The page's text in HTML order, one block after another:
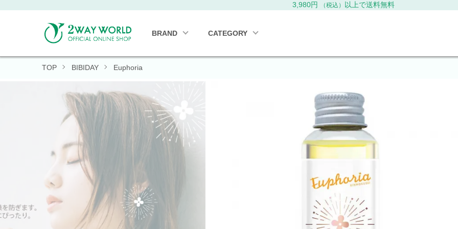
3,980円 （税込） 以上で送料無料
BRAND CATEGORY
TOP BIBIDAY Euphoria